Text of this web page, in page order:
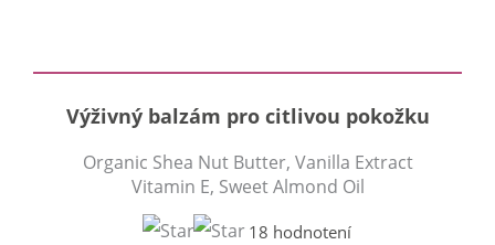
Výživný balzám pro citlivou pokožku
Organic Shea Nut Butter, Vanilla Extract
Vitamin E, Sweet Almond Oil
18 hodnotení